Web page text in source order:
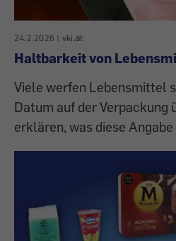
24.2.2026 | vki.at
Haltbarkeit von
Viele werfen Lebensmittel
Datum auf der Verpackung
erklären, was diese